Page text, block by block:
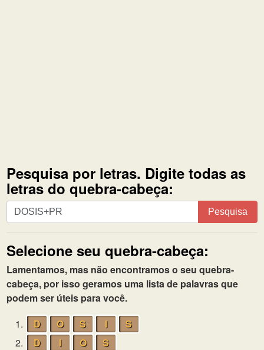
Pesquisa por letras. Digite todas as
letras do quebra-cabeça:
Pesquisa
por
letras.
Digite
todas
as
letras
do
quebra-
cabeça:
Pesquisa
Selecione seu quebra-cabeça:
Lamentamos, mas não encontramos o seu quebra-
cabeça, por isso geramos uma lista de palavras que
podem ser úteis para você.
1.
D O S I
S
2.
D I O
S